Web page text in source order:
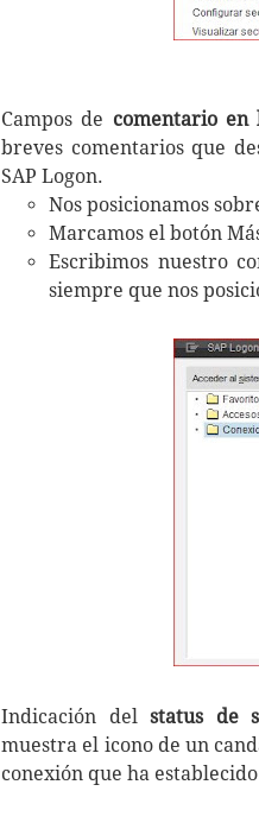
Campos de comentario en
breves comentarios que
SAP Logon.
Nos posicionamos
Marcamos el botón
Escribimos nuestro
siempre que nos
Indicación del status de
muestra el icono de un
conexión que ha